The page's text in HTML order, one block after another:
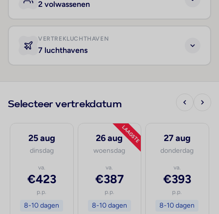
2 volwassenen
VERTREKLUCHTHAVEN
7 luchthavens
Selecteer vertrekdatum
25 aug
dinsdag
va.
€423
p.p.
8-10 dagen
LAAGSTE
26 aug
woensdag
va.
€387
p.p.
8-10 dagen
27 aug
donderdag
va.
€393
p.p.
8-10 dagen